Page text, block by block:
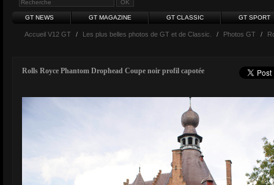
GT NEWS GT MAGAZINE GT CLASSIC GT SPORT
Accueil V12 GT / Les plus belles photos de GT et de Classic. / Photos GT /
Rolls Royce Phantom Drophead Coupe noir profil capotée